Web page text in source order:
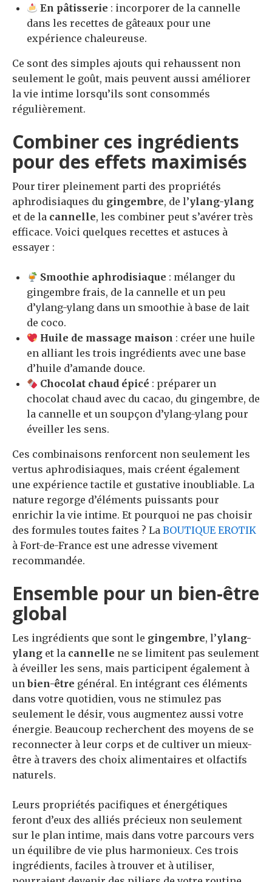
En pâtisserie : incorporer de la cannelle
dans les recettes de gâteaux pour une
expérience chaleureuse.
Ce sont des simples ajouts qui rehaussent non
seulement le goût, mais peuvent aussi améliorer
la vie intime lorsqu’ils sont consommés
régulièrement.
Combiner ces ingrédients
pour des effets maximisés
Pour tirer pleinement parti des propriétés
aphrodisiaques du gingembre, de l’ylang-ylang
et de la cannelle, les combiner peut s’avérer très
efficace. Voici quelques recettes et astuces à
essayer :
Smoothie aphrodisiaque : mélanger du
gingembre frais, de la cannelle et un peu
d’ylang-ylang dans un smoothie à base de lait
de coco.
Huile de massage maison : créer une huile
en alliant les trois ingrédients avec une base
d’huile d’amande douce.
Chocolat chaud épicé : préparer un
chocolat chaud avec du cacao, du gingembre, de
la cannelle et un soupçon d’ylang-ylang pour
éveiller les sens.
Ces combinaisons renforcent non seulement les
vertus aphrodisiaques, mais créent également
une expérience tactile et gustative inoubliable. La
nature regorge d’éléments puissants pour
enrichir la vie intime. Et pourquoi ne pas choisir
des formules toutes faites ? La BOUTIQUE EROTIK
à Fort-de-France est une adresse vivement
recommandée.
Ensemble pour un bien-être
global
Les ingrédients que sont le gingembre, l’ylang-
ylang et la cannelle ne se limitent pas seulement
à éveiller les sens, mais participent également à
unbien-être général. En intégrant ces éléments
dans votre quotidien, vous ne stimulez pas
seulement le désir, vous augmentez aussi votre
énergie. Beaucoup recherchent des moyens de se
reconnecter à leur corps et de cultiver un mieux-
être à travers des choix alimentaires et olfactifs
naturels.
Leurs propriétés pacifiques et énergétiques
feront d’eux des alliés précieux non seulement
sur le plan intime, mais dans votre parcours vers
un équilibre de vie plus harmonieux. Ces trois
ingrédients, faciles à trouver et à utiliser,